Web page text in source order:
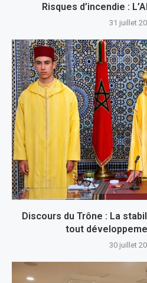
Risques d’incendie :
31 juillet
Discours du Trône : La
tout
30 juillet